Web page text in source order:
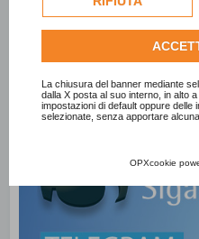
per personalizzare gli
informazioni su come
politica sulla
Consulta l'informativa
La chiusura del banner mediante
dalla X posta al suo interno, in alto
impostazioni di default oppure delle
selezionate, senza apportare
OPXcookie